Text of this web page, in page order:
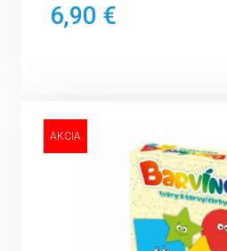
6,90 €
AKCIA